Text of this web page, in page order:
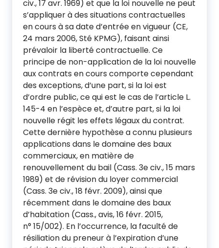
civ., 17 avr. 1969) et que la loi nouvelle ne peut
s’appliquer à des situations contractuelles
en cours à sa date d’entrée en vigueur (CE,
24 mars 2006, Sté KPMG), faisant ainsi
prévaloir la liberté contractuelle. Ce
principe de non-application de la loi nouvelle
aux contrats en cours comporte cependant
des exceptions, d’une part, si la loi est
d’ordre public, ce qui est le cas de l’article L.
145-4 en l’espèce et, d’autre part, si la loi
nouvelle régit les effets légaux du contrat.
Cette dernière hypothèse a connu plusieurs
applications dans le domaine des baux
commerciaux, en matière de
renouvellement du bail (Cass. 3e civ., 15 mars
1989) et de révision du loyer commercial
(Cass. 3e civ., 18 févr. 2009), ainsi que
récemment dans le domaine des baux
d’habitation (Cass., avis, 16 févr. 2015,
n° 15/002). En l’occurrence, la faculté de
résiliation du preneur à l’expiration d’une